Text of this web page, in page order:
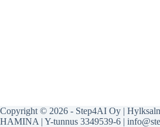
Copyright © 2026 - Step4AI Oy |
HAMINA | Y-tunnus 3349539-6 |